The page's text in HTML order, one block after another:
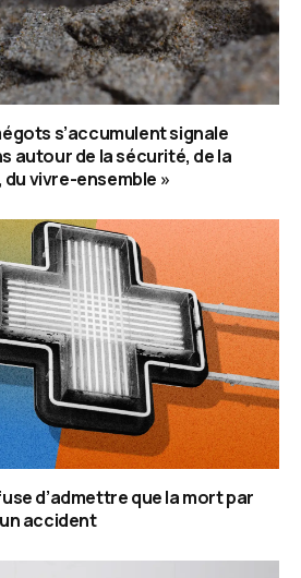
s’accumulent signale
autour de la sécurité, de la
vivre-ensemble »
d’admettre que la mort par
accident